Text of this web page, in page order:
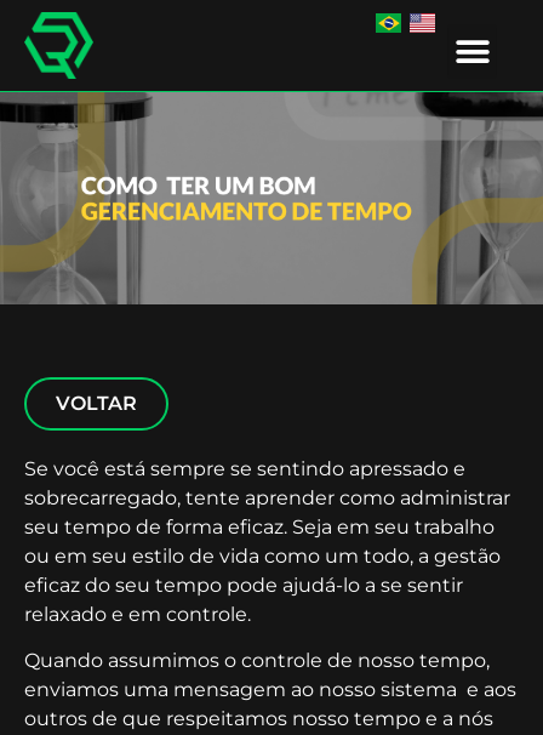
VOLTAR
Se você está sempre se sentindo apressado e
sobrecarregado, tente aprender como administrar
seu tempo de forma eficaz. Seja em seu trabalho
ou em seu estilo de vida como um todo, a gestão
eficaz do seu tempo pode ajudá-lo a se sentir
relaxado e em controle.
Quando assumimos o controle de nosso tempo,
enviamos uma mensagem ao nosso sistema e aos
outros de que respeitamos nosso tempo e a nós